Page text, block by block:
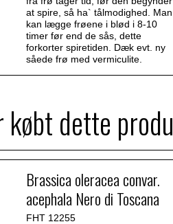
at spire, så ha` tålmodighed. Man
kan lægge frøene i blød i 8-10
timer før end de sås, dette
forkorter spiretiden. Dæk evt. ny
såede frø med vermiculite.
købt dette
Brassica oleracea convar.
acephala Nero di Toscana
FHT 12255